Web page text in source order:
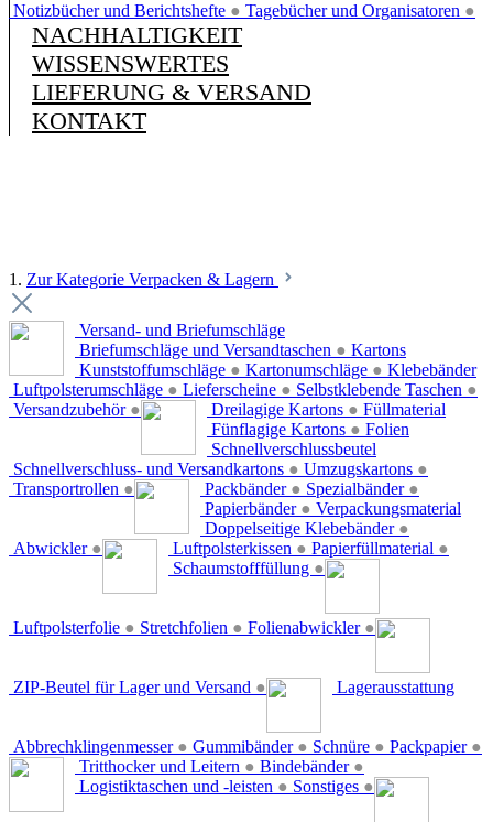
Notizbücher und Berichtshefte ● Tagebücher und Organisatoren ●
NACHHALTIGKEIT
WISSENSWERTES
LIEFERUNG & VERSAND
KONTAKT
1. Zur Kategorie Verpacken & Lagern
Versand- und Briefumschläge
Briefumschläge und Versandtaschen ●
Kunststoffumschläge ● Kartonumschläge ●
Luftpolsterumschläge ● Lieferscheine ● Selbstklebende Taschen ●
Versandzubehör ●
Kartons
Dreilagige Kartons ●
Fünflagige Kartons ●
Schnellverschluss- und Versandkartons ● Umzugskartons ●
Transportrollen ●
Klebebänder
Packbänder ● Spezialbänder ●
Papierbänder ●
Doppelseitige Klebebänder ●
Abwickler ●
Füllmaterial
Luftpolsterkissen ● Papierfüllmaterial ●
Schaumstofffüllung ●
Folien
Luftpolsterfolie ● Stretchfolien ● Folienabwickler ●
Schnellverschlussbeutel
ZIP-Beutel für Lager und Versand ●
Verpackungsmaterial
Abbrechklingenmesser ● Gummibänder ● Schnüre ● Packpapier ●
Lagerausstattung
Tritthocker und Leitern ● Bindebänder ●
Logistiktaschen und -leisten ● Sonstiges ●